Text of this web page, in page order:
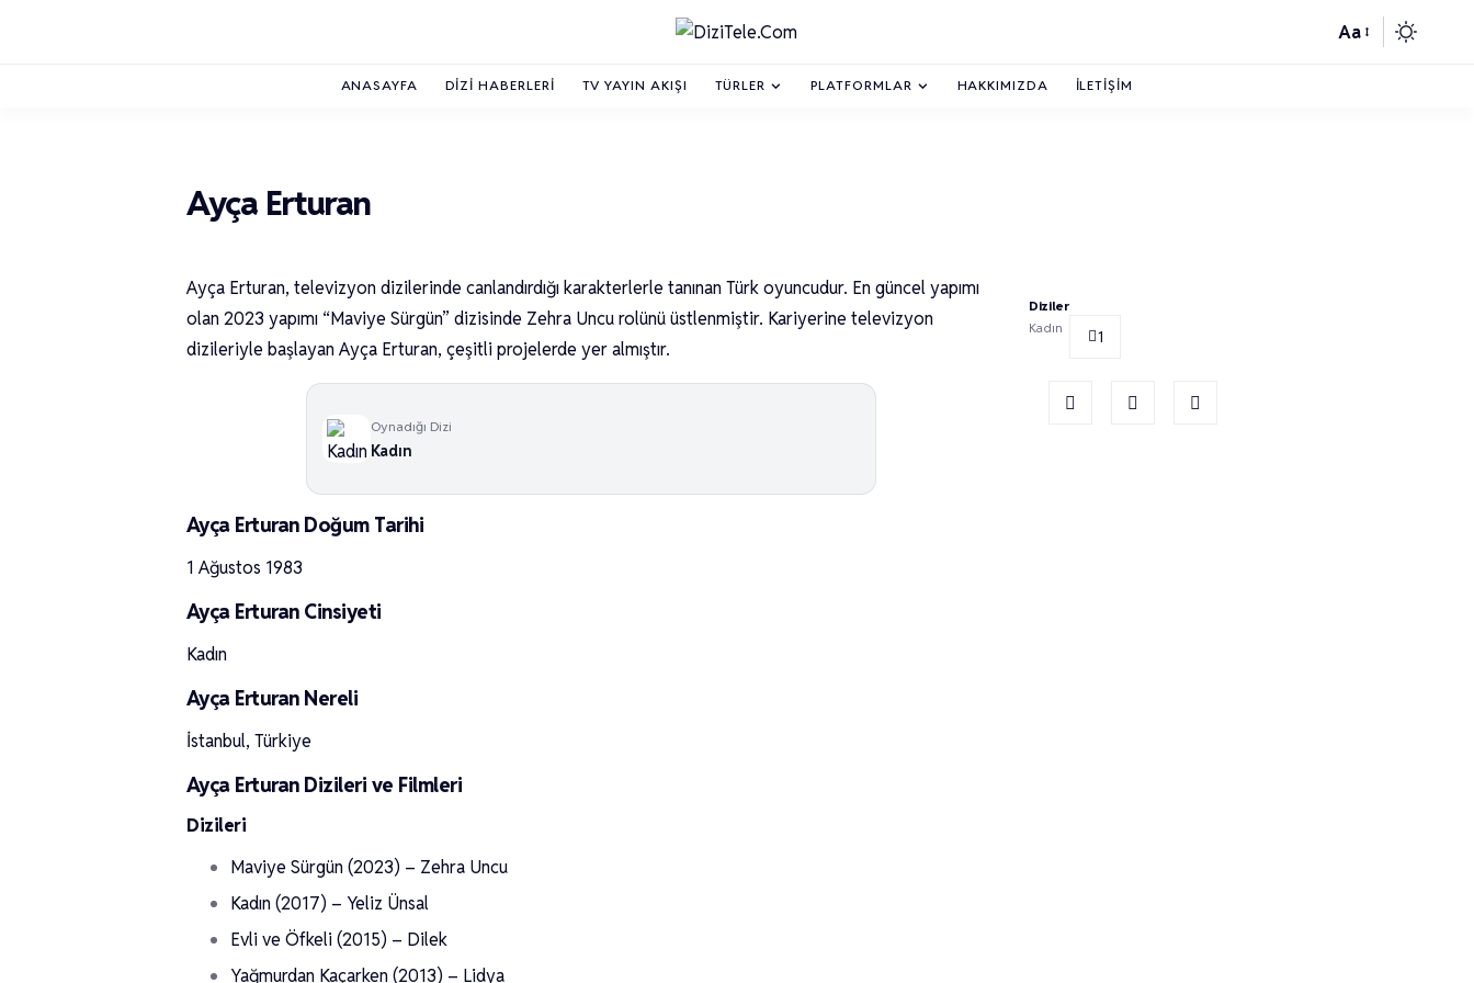
Aa
ANASAYFA DIZI HABERLERI TV YAYIN AKIŞI TÜRLER PLATFORMLAR HAKKIMIZDA İLETIŞIM
Ayça Erturan
Ayça Erturan, televizyon dizilerinde canlandırdığı karakterlerle tanınan Türk oyuncudur. En güncel yapımı
olan 2023 yapımı “Maviye Sürgün” dizisinde Zehra Uncu rolünü üstlenmiştir. Kariyerine televizyon
dizileriyle başlayan Ayça Erturan, çeşitli projelerde yer almıştır.
Oynadığı Dizi
Kadın
Ayça Erturan Doğum Tarihi
1 Ağustos 1983
Ayça Erturan Cinsiyeti
Kadın
Ayça Erturan Nereli
İstanbul, Türkiye
Ayça Erturan Dizileri ve Filmleri
Dizileri
Maviye Sürgün (2023) – Zehra Uncu
Kadın (2017) – Yeliz Ünsal
Evli ve Öfkeli (2015) – Dilek
Yağmurdan Kaçarken (2013) – Lidya
Diziler
Kadın
1